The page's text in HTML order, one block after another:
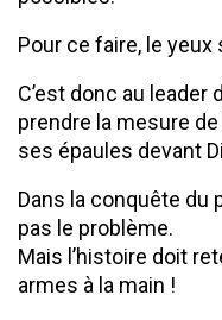
Pour ce faire, le yeux
C’est donc au leader
prendre la mesure
ses épaules devant
Dans la conquête du
pas le problème.
Mais l’histoire doit
armes à la main !